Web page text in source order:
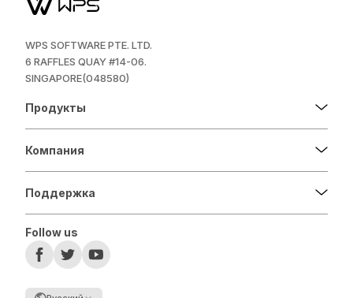
WPS SOFTWARE PTE. LTD.
6 RAFFLES QUAY #14-06.
SINGAPORE(048580)
Продукты
Компания
Поддержка
Follow us